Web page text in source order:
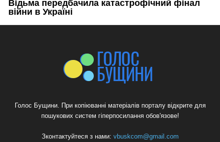
Голос Бущини. При копіюванні матеріалів порталу відкрите для
пошукових систем гіперпосилання обов'язове!
Зконтактуйтеся з нами: vbuskcom@gmail.com